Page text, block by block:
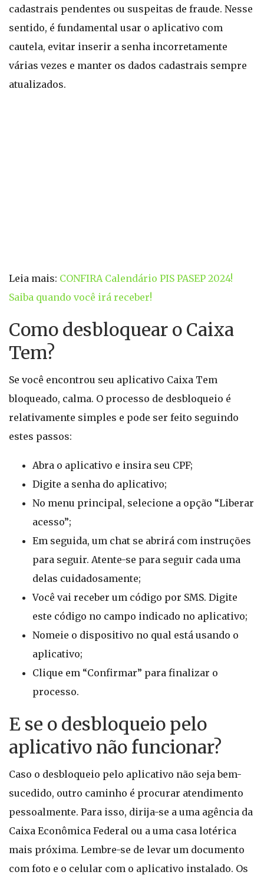
cadastrais pendentes ou suspeitas de fraude. Nesse
sentido, é fundamental usar o aplicativo com
cautela, evitar inserir a senha incorretamente
várias vezes e manter os dados cadastrais sempre
atualizados.
Leia mais: CONFIRA Calendário PIS PASEP 2024!
Saiba quando você irá receber!
Como desbloquear o Caixa
Tem?
Se você encontrou seu aplicativo Caixa Tem
bloqueado, calma. O processo de desbloqueio é
relativamente simples e pode ser feito seguindo
estes passos:
Abra o aplicativo e insira seu CPF;
Digite a senha do aplicativo;
No menu principal, selecione a opção “Liberar
acesso”;
Em seguida, um chat se abrirá com instruções
para seguir. Atente-se para seguir cada uma
delas cuidadosamente;
Você vai receber um código por SMS. Digite
este código no campo indicado no aplicativo;
Nomeie o dispositivo no qual está usando o
aplicativo;
Clique em “Confirmar” para finalizar o
processo.
E se o desbloqueio pelo
aplicativo não funcionar?
Caso o desbloqueio pelo aplicativo não seja bem-
sucedido, outro caminho é procurar atendimento
pessoalmente. Para isso, dirija-se a uma agência da
Caixa Econômica Federal ou a uma casa lotérica
mais próxima. Lembre-se de levar um documento
com foto e o celular com o aplicativo instalado. Os